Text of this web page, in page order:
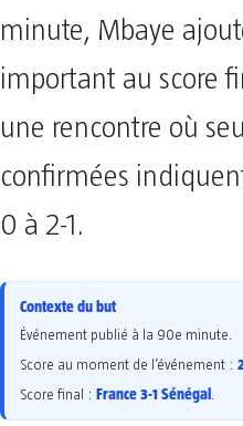
minute, Mbaye
important au score
une rencontre où
confirmées
0 à 2-1.
Contexte du but
Événement publié à la 90e minute.
Score au moment de l’événement :
Score final : France 3-1 Sénégal.